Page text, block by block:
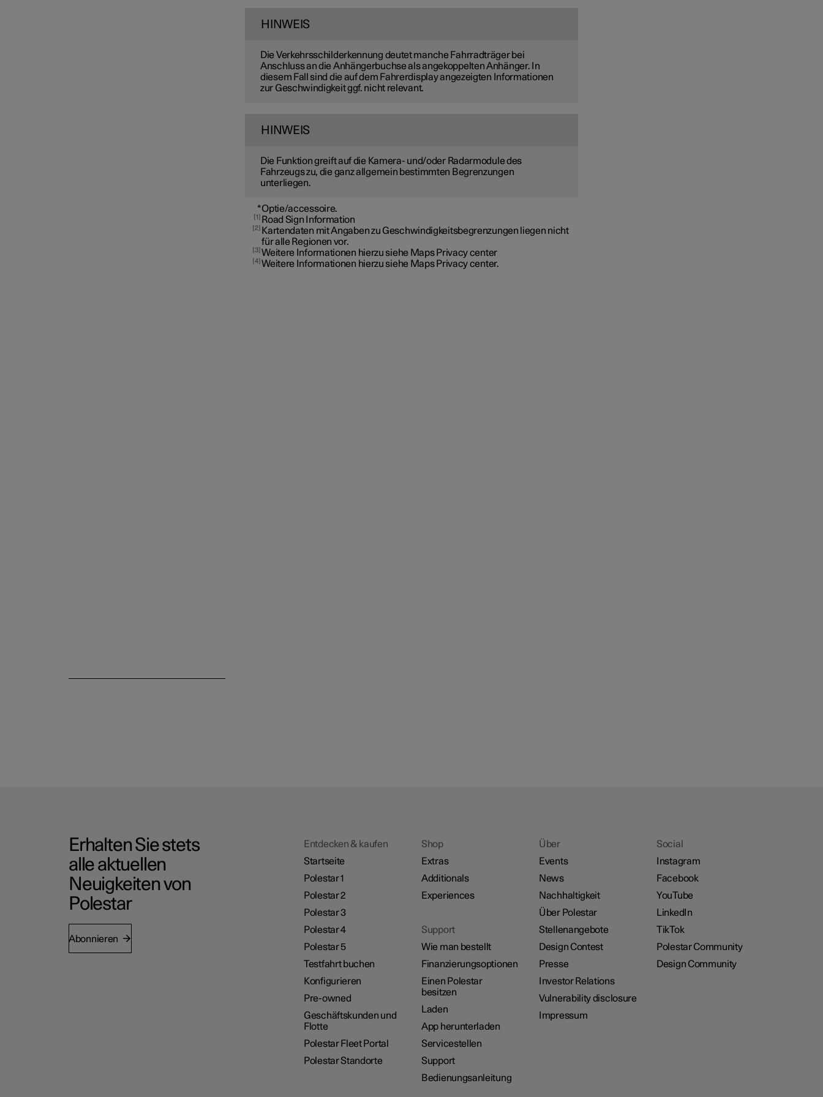
HINWEIS
Die Verkehrsschilderkennung deutet manche Fahrradträger bei
Anschluss an die Anhängerbuchse als angekoppelten Anhänger. In
diesem Fall sind die auf dem Fahrerdisplay angezeigten Informationen
zur Geschwindigkeit ggf. nicht relevant.
HINWEIS
Die Funktion greift auf die Kamera- und/oder Radarmodule des
Fahrzeugs zu, die ganz allgemein bestimmten Begrenzungen
unterliegen.
*Optie/accessoire.
1 Road Sign Information
2
Kartendaten mit Angaben zu Geschwindigkeitsbegrenzungen liegen nicht
für alle Regionen vor.
3 Weitere Informationen hierzu siehe Maps Privacy center
4 Weitere Informationen hierzu siehe Maps Privacy center.
Erhalten Sie stets
alle aktuellen
Neuigkeiten von
Polestar
Abonnieren
Entdecken & kaufen
Startseite
Polestar 1
Polestar 2
Polestar 3
Polestar 4
Polestar 5
Testfahrt buchen
Konfigurieren
Pre-owned
Geschäftskunden und
Flotte
Polestar Fleet Portal
Polestar Standorte
Shop
Extras
Additionals
Experiences
Support
Wie man bestellt
Finanzierungsoptionen
Einen Polestar
besitzen
Laden
App herunterladen
Servicestellen
Support
Bedienungsanleitung
Über
Events
News
Nachhaltigkeit
Über Polestar
Stellenangebote
Design Contest
Presse
Investor Relations
Vulnerability disclosure
Impressum
Social
Instagram
Facebook
YouTube
LinkedIn
TikTok
Polestar Community
Design Community